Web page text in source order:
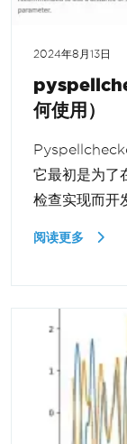
2024年8月13日
何使用）
它最初是为了
检查实现而开
阅读更多